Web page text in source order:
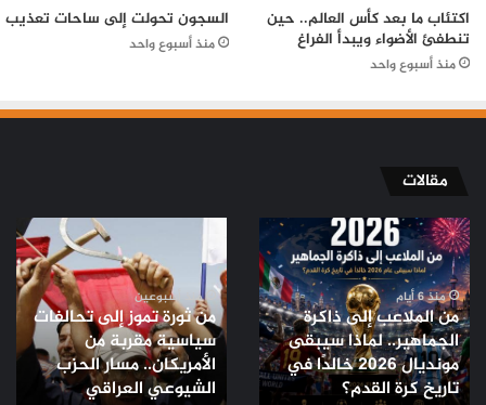
اكتئاب ما بعد كأس العالم.. حين
تنطفئ الأضواء ويبدأ الفراغ
منذ أسبوع واحد
السجون تحولت إلى ساحات تعذيب
منذ أسبوع واحد
مقالات
من
الملاعب
إلى
ذاكرة
الجماهير..
لماذا
سيبقى
مونديال
منذ 6 أيام
من الملاعب إلى ذاكرة
الجماهير.. لماذا سيبقى
مونديال 2026 خالدًا في
تاريخ كرة القدم؟
ثورة
تموز
إلى
تحالفات
سياسية
مقربة
من
منذ أسبوعين
من ثورة تموز إلى تحالفات
سياسية مقربة من
الأمريكان.. مسار الحزب
الشيوعي العراقي